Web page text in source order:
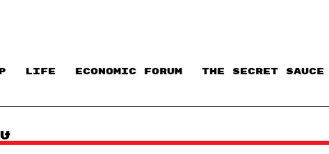
LIFE ECONOMIC FORUM THE SECRET SAUCE​